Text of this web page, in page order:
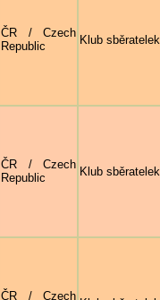
ČR / Czech
Republic
Klub sběratelek
ČR / Czech
Republic
Klub sběratelek
ČR / Czech